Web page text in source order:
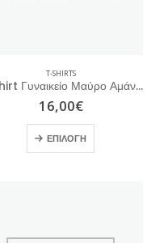
T-SHIRTS
T-shirt Γυναικείο Μαύρο Αμάνικο
16,00€
ΕΠΙΛΟΓΉ